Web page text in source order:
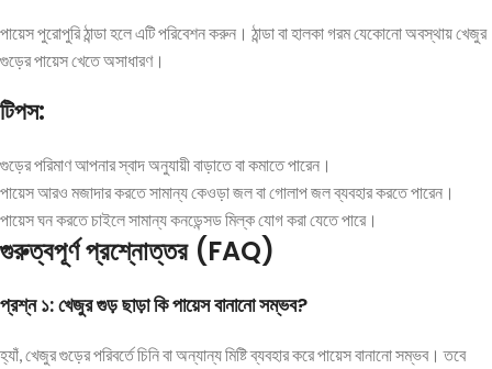
পায়েস পুরোপুরি ঠান্ডা হলে এটি পরিবেশন করুন। ঠান্ডা বা হালকা গরম যেকোনো অবস্থায় খেজুর
গুড়ের পায়েস খেতে অসাধারণ।
টিপস:
গুড়ের পরিমাণ আপনার স্বাদ অনুযায়ী বাড়াতে বা কমাতে পারেন।
পায়েস আরও মজাদার করতে সামান্য কেওড়া জল বা গোলাপ জল ব্যবহার করতে পারেন।
পায়েস ঘন করতে চাইলে সামান্য কনডেন্সড মিল্ক যোগ করা যেতে পারে।
গুরুত্বপূর্ণ প্রশ্নোত্তর (FAQ)
প্রশ্ন ১: খেজুর গুড় ছাড়া কি পায়েস বানানো সম্ভব?
হ্যাঁ, খেজুর গুড়ের পরিবর্তে চিনি বা অন্যান্য মিষ্টি ব্যবহার করে পায়েস বানানো সম্ভব। তবে